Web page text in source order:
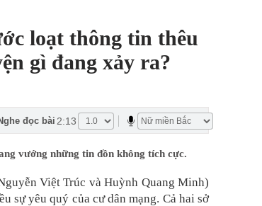
loạt thông tin thêu
gì đang xảy ra?
đọc bài 2:13
vướng những tin đồn không tích cực.
Việt Trúc và Huỳnh Quang Minh)
sự yêu quý của cư dân mạng. Cả hai sở